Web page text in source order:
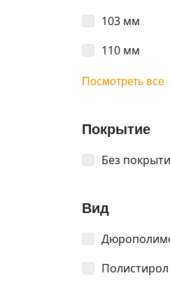
103 мм
110 мм
Посмотреть все
Покрытие
Без
Вид
Полистирол